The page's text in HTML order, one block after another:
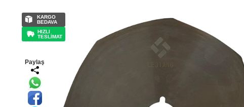
KARGO
BEDAVA
HIZLI
TESLİMAT
Paylaş